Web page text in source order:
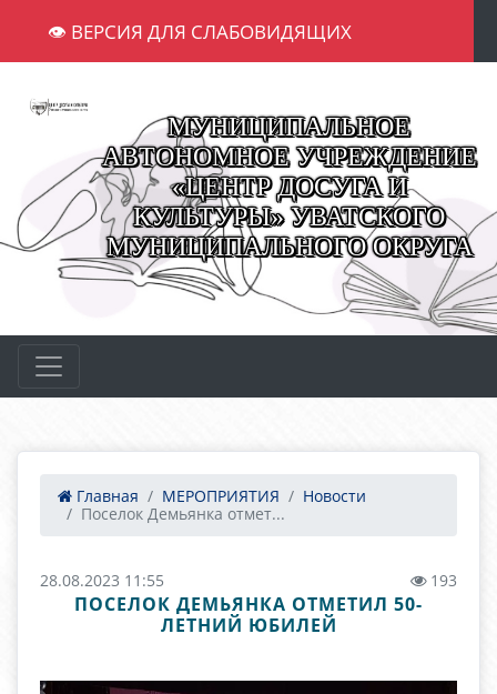
👁 ВЕРСИЯ ДЛЯ СЛАБОВИДЯЩИХ
МУНИЦИПАЛЬНОЕ
АВТОНОМНОЕ УЧРЕЖДЕНИЕ
«ЦЕНТР ДОСУГА И
КУЛЬТУРЫ» УВАТСКОГО
МУНИЦИПАЛЬНОГО ОКРУГА
Главная МЕРОПРИЯТИЯ
Новости
Поселок Демьянка отмет...
28.08.2023 11:55 193
ПОСЕЛОК ДЕМЬЯНКА ОТМЕТИЛ 50-
ЛЕТНИЙ ЮБИЛЕЙ